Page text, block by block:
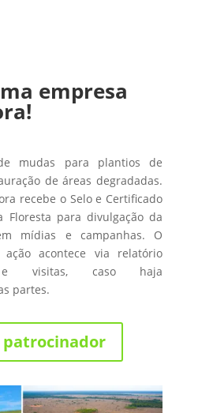
empresa
mudas para plantios de
de áreas degradadas.
recebe o Selo e Certificado
Floresta para divulgação da
mídias e campanhas. O
ação acontece via relatório
e visitas, caso haja
partes.
patrocinador